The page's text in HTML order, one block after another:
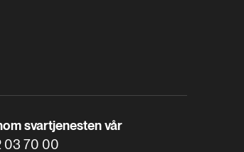
svartjenesten vår
03 70 00